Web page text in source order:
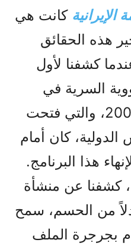
الإيرانية كانت هي
هذه الحقائق
كشفنا لأول
السرية في
نطنز في أغسطس 2002، والتي فتحت
الدولية، كان أمام
هذا البرنامج.
ولاحقاً في عام 2005، كشفنا عن منشأة
من الحسم، سمح
بجرجرة الملف